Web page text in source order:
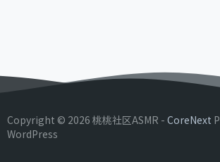
Copyright © 2026 桃桃社区ASMR - CoreNext
WordPress